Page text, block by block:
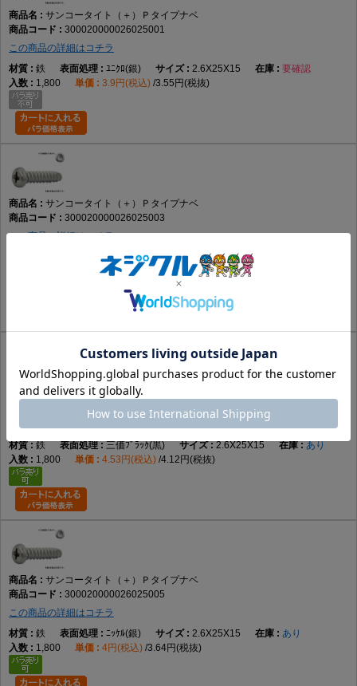
サンコータイト（＋）Ｐタイプナベ
300020000026025001
この商品の詳細はコチラ
鉄
ﾕﾆｸﾛ(銀) 2.6X25X15
要確認
1,800
3.9円(税込) 3.55円(税抜)
サンコータイト（＋）Ｐタイプナベ
300020000026025003
この商品の詳細はコチラ
三価ﾎﾜｲﾄ(銀) 2.6X25X15
3.78円(税込) 3.44円(税抜)
サンコータイト（＋）Ｐタイプナベ
この商品の詳細はコチラ
鉄
三価ﾌﾞﾗｯｸ(黒) 2.6X25X15
あり
1,800
4.53円(税込) 4.12円(税抜)
サンコータイト（＋）Ｐタイプナベ
300020000026025005
この商品の詳細はコチラ
鉄
ﾆｯｹﾙ(銀) 2.6X25X15
あり
1,800
4円(税込) 3.64円(税抜)